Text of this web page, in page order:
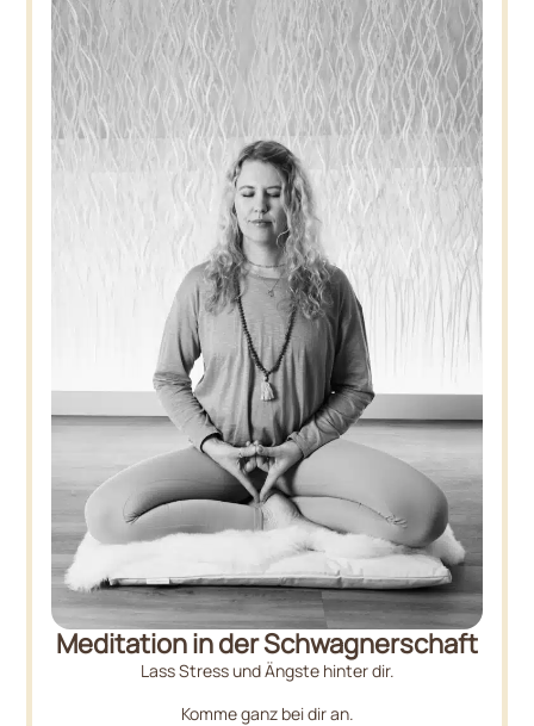
Meditation in der Schwagnerschaft
Lass Stress und Ängste hinter dir.
Komme ganz bei dir an.